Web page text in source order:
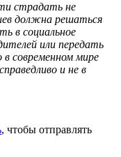
страдать не
должна решаться
в социальное
или передать
современном мире
и не в
, чтобы отправлять